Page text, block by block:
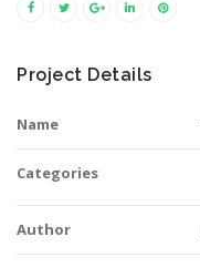
Project Details
Name
Categories
Author